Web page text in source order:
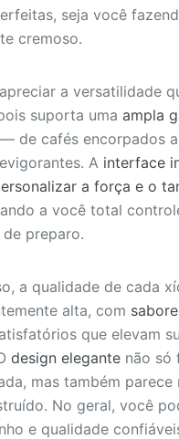
seja você
cremoso.
a versatilidade
suporta uma ampla
— de cafés encorpados
A interface
a força e o
a você total
preparo.
a qualidade de cada
alta, com
que elevam
design elegante não só
mas também parece
No geral, você
e qualidade